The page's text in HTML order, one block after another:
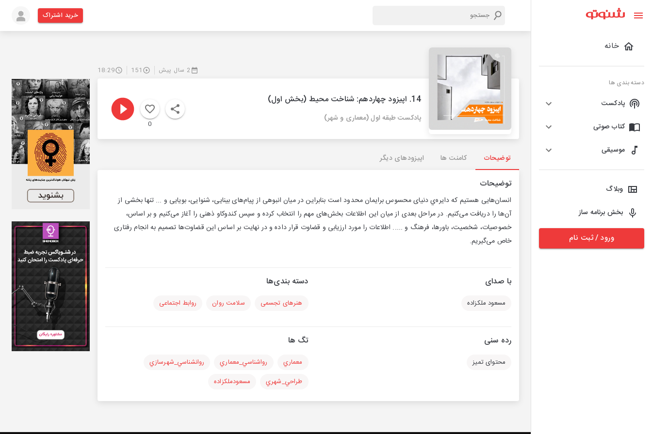
خانه
دسته بندی ها
پادکست
کتاب صوتی
موسیقی
وبلاگ
بخش برنامه ساز
ورود / ثبت نام
خرید اشتراک
2 سال پیش 151
18:29
14. اپيزود چهاردهم: شناخت محيط (بخش اول)
پادكست طبقه اول (معماری و شهر)
0
توضیحات کامنت ها اپیزودهای دیگر
توضیحات
انسان‌هایی هستیم که دایره‌ي دنیای محسوس برایمان محدود است بنابراین در میان انبوهی از پیام‌های بینایی، شنوایی، بویایی و ... تنها بخشی از
آن‌ها را دریافت می‌کنیم. در مراحل بعدی از میان این اطلاعات بخش‌های مهم را انتخاب کرده و سپس کندوکاو ذهنی را آغاز می‌کنیم و بر اساس،
خصوصیات، شخصیت، باورها، فرهنگ و ..... اطلاعات را مورد ارزیابی و قضاوت قرار داده و در نهایت بر اساس این قضاوت‌ها تصمیم به انجام رفتاری
خاص می‌گیریم.
با صدای
مسعود ملكزاده
دسته بندی‌ها
هنرهای تجسمی سلامت روان روابط اجتماعی
رده سنی
محتوای تمیز
تگ ها
معماري رواشناسي_معماري
روانشناسي_شهرسازي
طراحي_شهري
مسعودملكزاده